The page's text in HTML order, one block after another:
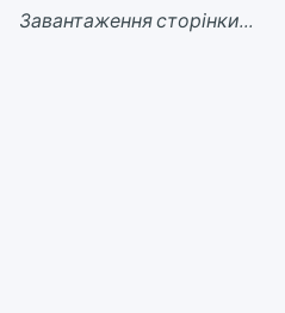
Завантаження сторінки...